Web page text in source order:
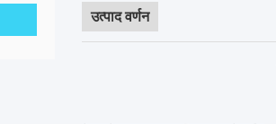
उत्पाद वर्णन